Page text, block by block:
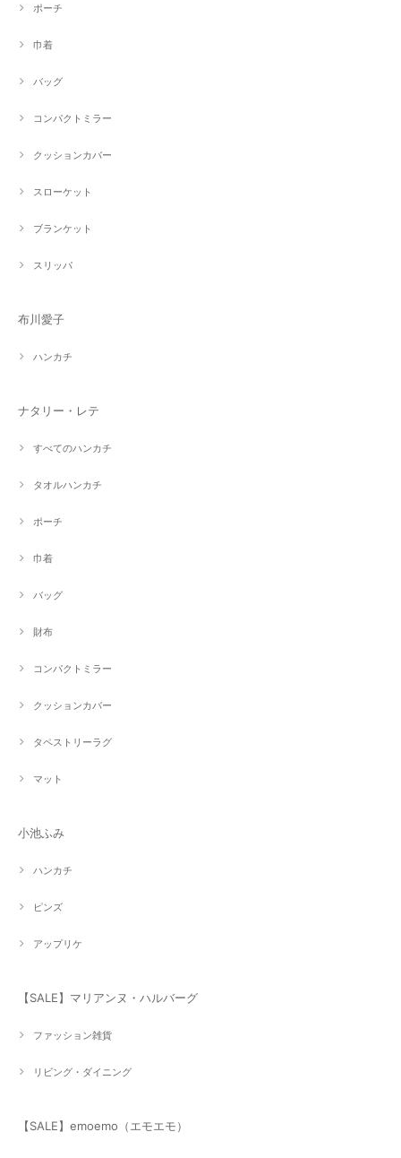
ポーチ
巾着
バッグ
コンパクトミラー
クッションカバー
スローケット
ブランケット
スリッパ
布川愛子
ハンカチ
ナタリー・レテ
すべてのハンカチ
タオルハンカチ
ポーチ
巾着
バッグ
財布
コンパクトミラー
クッションカバー
タペストリーラグ
マット
小池ふみ
ハンカチ
ピンズ
アップリケ
【SALE】マリアンヌ・ハルバーグ
ファッション雑貨
リビング・ダイニング
【SALE】emoemo（エモエモ）